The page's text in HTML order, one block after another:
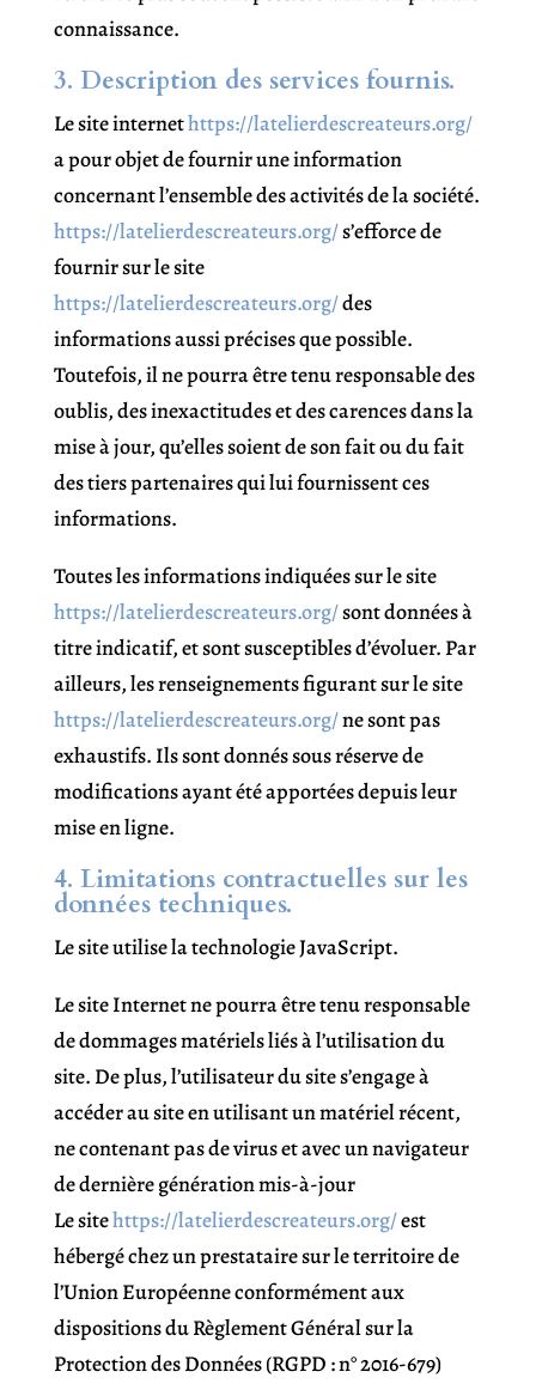
connaissance.
3. Description des services fournis.
Le site internethttps://latelierdescreateurs.org/
a pour objet de fournir une information
concernant l’ensemble des activités de la société.
https://latelierdescreateurs.org/s’efforce de
fournir sur le site
https://latelierdescreateurs.org/des
informations aussi précises que possible.
Toutefois, il ne pourra être tenu responsable des
oublis, des inexactitudes et des carences dans la
mise à jour, qu’elles soient de son fait ou du fait
des tiers partenaires qui lui fournissent ces
informations.
Toutes les informations indiquées sur le site
https://latelierdescreateurs.org/sont données à
titre indicatif, et sont susceptibles d’évoluer. Par
ailleurs, les renseignements figurant sur le site
https://latelierdescreateurs.org/ne sont pas
exhaustifs. Ils sont donnés sous réserve de
modifications ayant été apportées depuis leur
mise en ligne.
4. Limitations contractuelles sur les
données techniques.
Le site utilise la technologie JavaScript.
Le site Internet ne pourra être tenu responsable
de dommages matériels liés à l’utilisation du
site. De plus, l’utilisateur du site s’engage à
accéder au site en utilisant un matériel récent,
ne contenant pas de virus et avec un navigateur
de dernière génération mis-à-jour
Le sitehttps://latelierdescreateurs.org/est
hébergé chez un prestataire sur le territoire de
l’Union Européenne conformément aux
dispositions du Règlement Général sur la
Protection des Données (RGPD : n° 2016-679)